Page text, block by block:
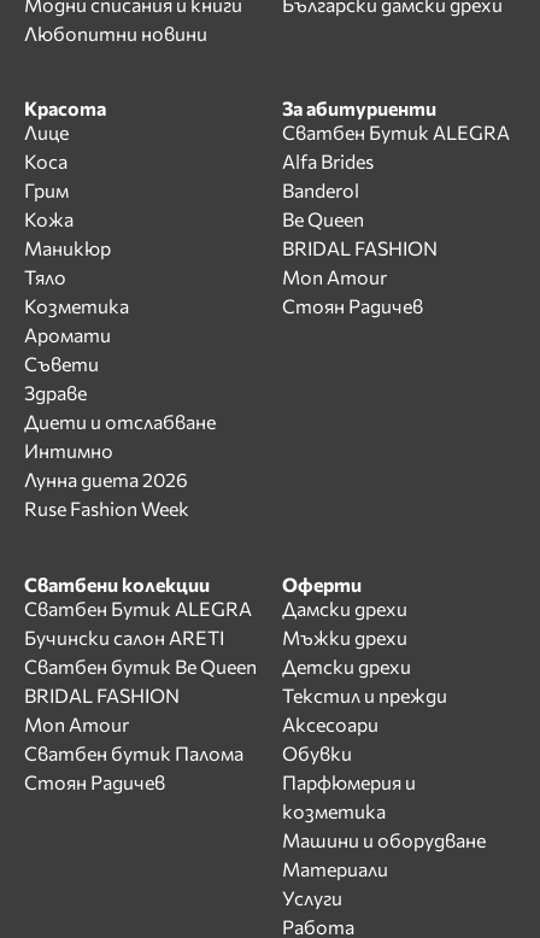
Любопитни новини
Красота
Лице
Коса
Грим
Кожа
Маникюр
Тяло
Козметика
Аромати
Съвети
Здраве
Диети и отслабване
Интимно
Лунна диета 2026
Ruse Fashion Week
За абитуриенти
Сватбен Бутик ALEGRA
Alfa Brides
Banderol
Be Queen
BRIDAL FASHION
Mon Amour
Стоян Радичев
Сватбени колекции
Сватбен Бутик ALEGRA
Бучински салон ARETI
Сватбен бутик Be Queen
BRIDAL FASHION
Mon Amour
Сватбен бутик Палома
Стоян Радичев
Оферти
Дамски дрехи
Мъжки дрехи
Детски дрехи
Текстил и прежди
Аксесоари
Обувки
Парфюмерия и
козметика
Машини и оборудване
Материали
Услуги
Работа